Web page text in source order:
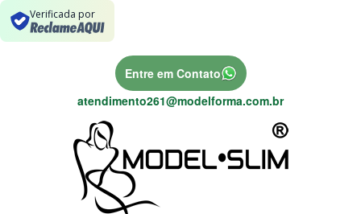
Verificada por
Entre em Contato
atendimento261@modelforma.com.br